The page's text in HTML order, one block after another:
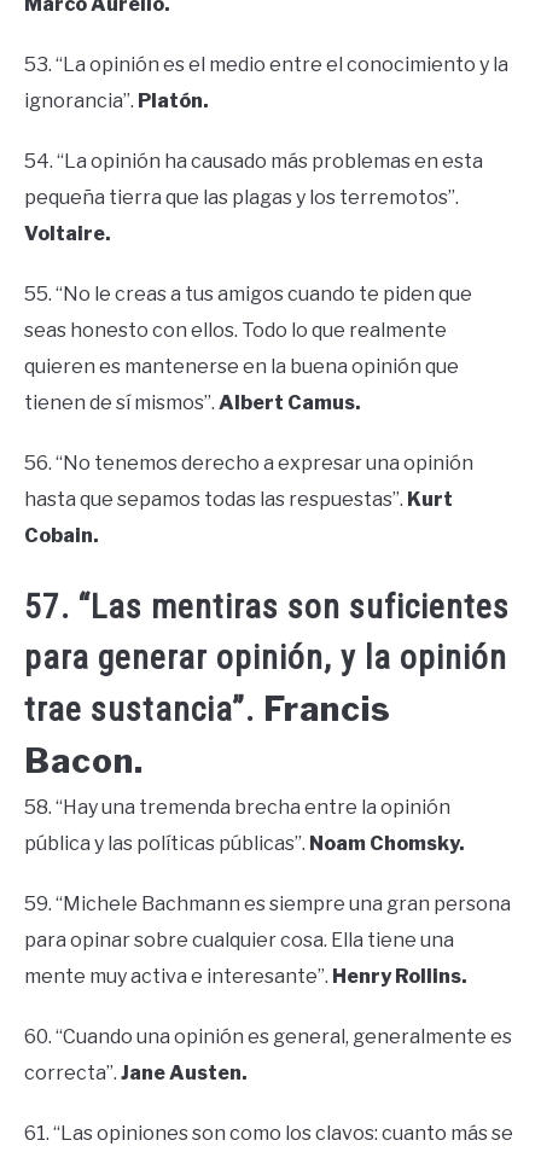
53. “La opinión es el medio entre el conocimiento y la
ignorancia”. Platón.
54. “La opinión ha causado más problemas en esta
pequeña tierra que las plagas y los terremotos”.
Voltaire.
55. “No le creas a tus amigos cuando te piden que
seas honesto con ellos. Todo lo que realmente
quieren es mantenerse en la buena opinión que
tienen de sí mismos”. Albert Camus.
56. “No tenemos derecho a expresar una opinión
hasta que sepamos todas las respuestas”. Kurt
Cobain.
57. “Las mentiras son suficientes
para generar opinión, y la opinión
trae sustancia”. Francis
Bacon.
58. “Hay una tremenda brecha entre la opinión
pública y las políticas públicas”. Noam Chomsky.
59. “Michele Bachmann es siempre una gran persona
para opinar sobre cualquier cosa. Ella tiene una
mente muy activa e interesante”. Henry Rollins.
60. “Cuando una opinión es general, generalmente es
correcta”. Jane Austen.
61. “Las opiniones son como los clavos: cuanto más se